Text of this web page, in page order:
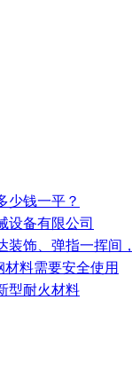
少钱一平？
设备有限公司
装饰、弹指一挥间
材料需要安全使用
型耐火材料